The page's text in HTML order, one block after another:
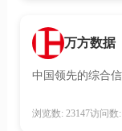
万方数据
中国领先的综合
浏览数: 23147访问数: